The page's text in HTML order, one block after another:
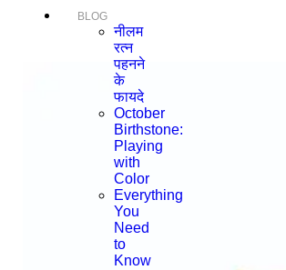
BLOG
नीलम
रत्न
पहनने
के
फायदे
October
Birthstone:
Playing
with
Color
Everything
You
Need
to
Know